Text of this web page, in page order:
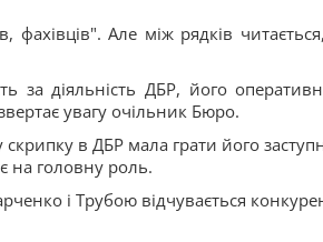
фахівців". Але між рядків
за діяльність ДБР, його
увагу очільник Бюро.
в ДБР мала грати його
на головну роль.
і Трубою відчувається